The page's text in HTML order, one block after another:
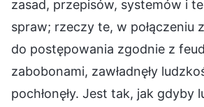
zasad, przepisów, systemów i
spraw; rzeczy te, w połączeniu
do postępowania zgodnie z
zabobonami, zawładnęły
pochłonęły. Jest tak, jak gdyby